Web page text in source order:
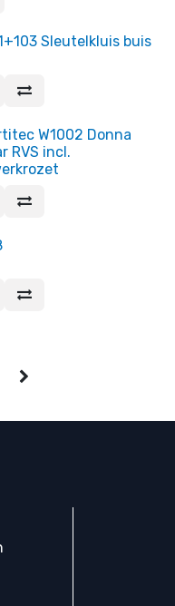
Sleutelkluis buis
W1002 Donna
RVS incl.